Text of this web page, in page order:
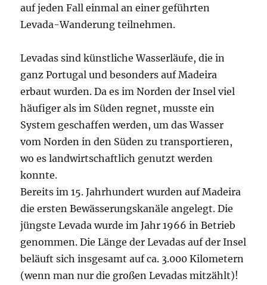
auf jeden Fall einmal an einer geführten
Levada-Wanderung teilnehmen.
Levadas sind künstliche Wasserläufe, die in
ganz Portugal und besonders auf Madeira
erbaut wurden. Da es im Norden der Insel viel
häufiger als im Süden regnet, musste ein
System geschaffen werden, um das Wasser
vom Norden in den Süden zu transportieren,
wo es landwirtschaftlich genutzt werden
konnte.
Bereits im 15. Jahrhundert wurden auf Madeira
die ersten Bewässerungskanäle angelegt. Die
jüngste Levada wurde im Jahr 1966 in Betrieb
genommen. Die Länge der Levadas auf der Insel
beläuft sich insgesamt auf ca. 3.000 Kilometern
(wenn man nur die großen Levadas mitzählt)!